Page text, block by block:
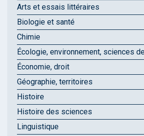
Arts et essais littéraires
Biologie et santé
Chimie
Écologie, environnement, sciences
Économie, droit
Géographie, territoires
Histoire
Histoire des sciences
Linguistique